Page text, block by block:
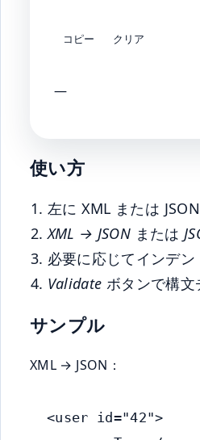
コピー クリア
—
使い方
左に XML または
XML → JSON または
必要に応じてインデ
Validate ボタンで構文
サンプル
XML → JSON：
<user id="42">